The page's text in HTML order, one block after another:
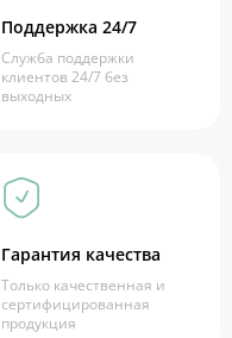
Поддержка 24/7
Служба поддержки
клиентов 24/7 без
выходных
Гарантия качества
Только качественная и
сертифицированная
продукция